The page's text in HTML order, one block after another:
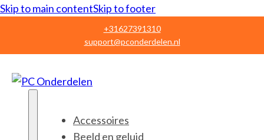
Skip to main contentSkip to footer
+31627391310
support@pconderdelen.nl
Accessoires
Beeld en geluid